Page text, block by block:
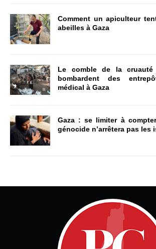
Comment un apiculteur
abeilles à Gaza
Le comble de la
bombardent des
médical à Gaza
Gaza : se limiter à
génocide n’arrêtera pas les